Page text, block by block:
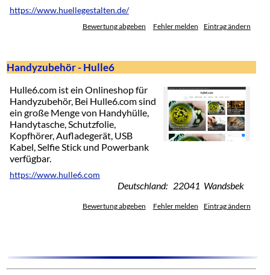
https://www.huellegestalten.de/
Bewertung abgeben Fehler melden Eintrag ändern
Handyzubehör - Hulle6
Hulle6.com ist ein Onlineshop für
Handyzubehör, Bei Hulle6.com sind
ein große Menge von Handyhülle,
Handytasche, Schutzfolie,
Kopfhörer, Aufladegerät, USB
Kabel, Selfie Stick und Powerbank
verfügbar.
https://www.hulle6.com
Deutschland: 22041 Wandsbek
Bewertung abgeben Fehler melden Eintrag ändern